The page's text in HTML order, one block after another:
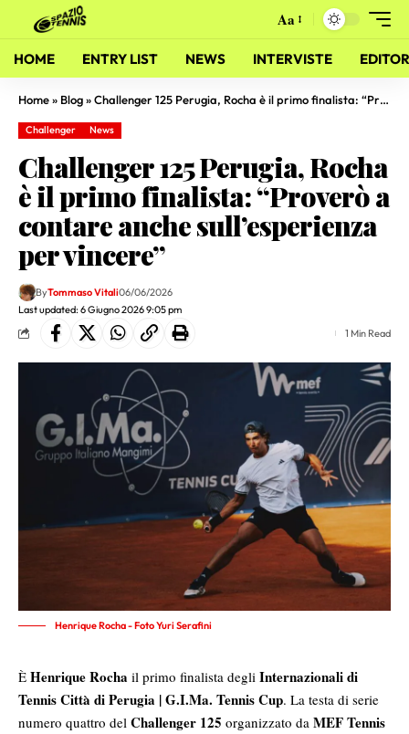
Aa
HOME ENTRY LIST NEWS INTERVISTE
Home» Blog»Challenger 125 Perugia, Rocha è il primo finalista: “Proverò a contare anche sull’esperienza per vincere”
Challenger News
Challenger 125 Perugia, Rocha
è il primo finalista: “Proverò a
contare anche sull’esperienza
per vincere”
Last updated: 6 Giugno 2026 9:05 pm
ByTommaso Vitali06/06/2026
1 Min Read
Henrique Rocha - Foto Yuri Serafini
È Henrique Rocha il primo finalista degli Internazionali di
Tennis Città di Perugia | G.I.Ma. Tennis Cup. La testa di serie
numero quattro del Challenger 125 organizzato da MEF Tennis